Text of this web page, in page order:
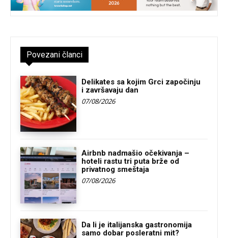
Povezani članci
Delikates sa kojim Grci započinju
i završavaju dan
07/08/2026
Airbnb nadmašio očekivanja –
hoteli rastu tri puta brže od
privatnog smeštaja
07/08/2026
Da li je italijanska gastronomija
samo dobar posleratni mit?